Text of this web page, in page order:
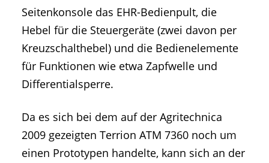
Seitenkonsole das EHR-Bedienpult, die
Hebel für die Steuergeräte (zwei davon per
Kreuzschalthebel) und die Bedienelemente
für Funktionen wie etwa Zapfwelle und
Differentialsperre.
Da es sich bei dem auf der Agritechnica
2009 gezeigten Terrion ATM 7360 noch um
einen Prototypen handelte, kann sich an der